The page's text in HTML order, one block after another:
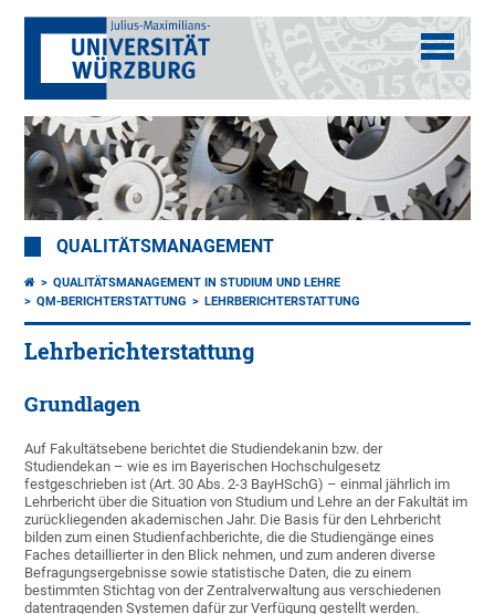
QUALITÄTSMANAGEMENT
QUALITÄTSMANAGEMENT IN STUDIUM UND LEHRE
QM-BERICHTERSTATTUNG
LEHRBERICHTERSTATTUNG
Lehrberichterstattung
Grundlagen
Auf Fakultätsebene berichtet die Studiendekanin bzw. der
Studiendekan – wie es im Bayerischen Hochschulgesetz
festgeschrieben ist (Art. 30 Abs. 2-3 BayHSchG) – einmal jährlich im
Lehrbericht über die Situation von Studium und Lehre an der Fakultät im
zurückliegenden akademischen Jahr. Die Basis für den Lehrbericht
bilden zum einen Studienfachberichte, die die Studiengänge eines
Faches detaillierter in den Blick nehmen, und zum anderen diverse
Befragungsergebnisse sowie statistische Daten, die zu einem
bestimmten Stichtag von der Zentralverwaltung aus verschiedenen
datentragenden Systemen dafür zur Verfügung gestellt werden.